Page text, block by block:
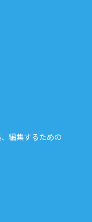
編集するための